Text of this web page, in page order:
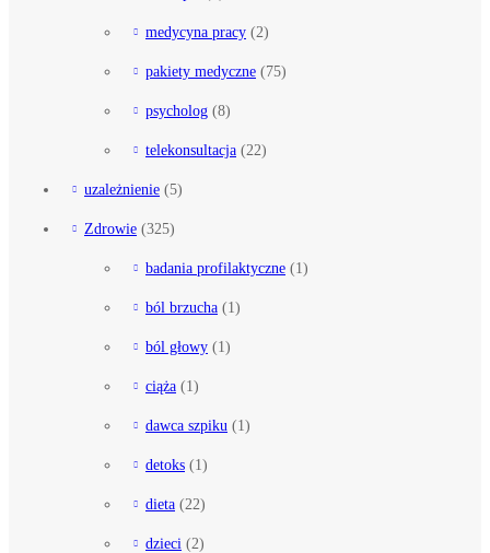
medycyna pracy (2)
pakiety medyczne (75)
psycholog (8)
telekonsultacja (22)
uzależnienie (5)
Zdrowie (325)
badania profilaktyczne (1)
ból brzucha (1)
ból głowy (1)
ciąża (1)
dawca szpiku (1)
detoks (1)
dieta (22)
dzieci (2)